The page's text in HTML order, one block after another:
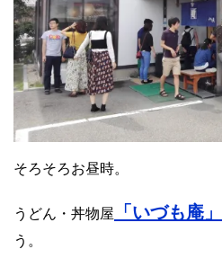
そろそろお昼時。
うどん・丼物屋 「いづも庵」
う。